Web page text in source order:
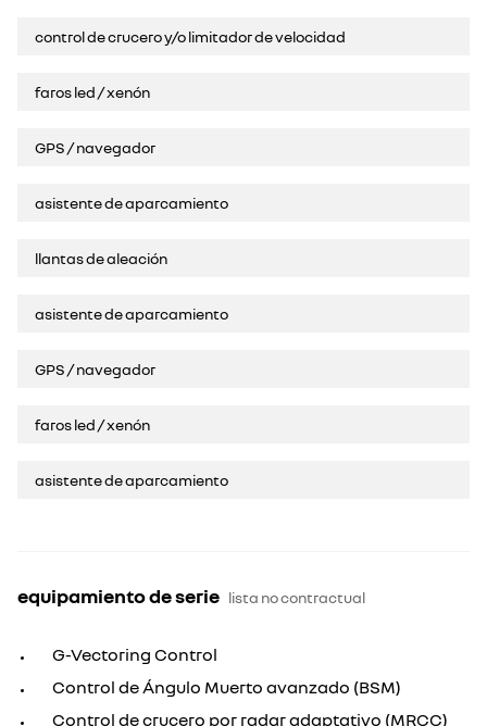
control de crucero y/o limitador de velocidad
faros led / xenón
GPS / navegador
asistente de aparcamiento
llantas de aleación
asistente de aparcamiento
GPS / navegador
faros led / xenón
asistente de aparcamiento
equipamiento de serie lista no contractual
G-Vectoring Control
Control de Ángulo Muerto avanzado (BSM)
Control de crucero por radar adaptativo (MRCC)